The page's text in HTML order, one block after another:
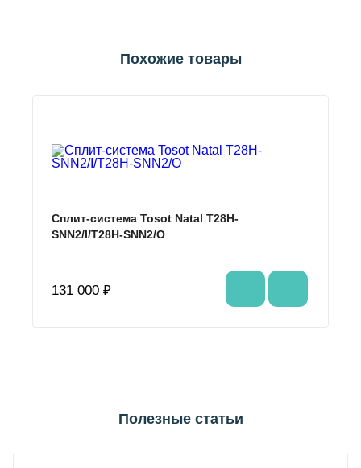
Похожие товары
Сплит-система Tosot Natal T28H-
SNN2/I/T28H-SNN2/O
131 000 ₽
Полезные статьи